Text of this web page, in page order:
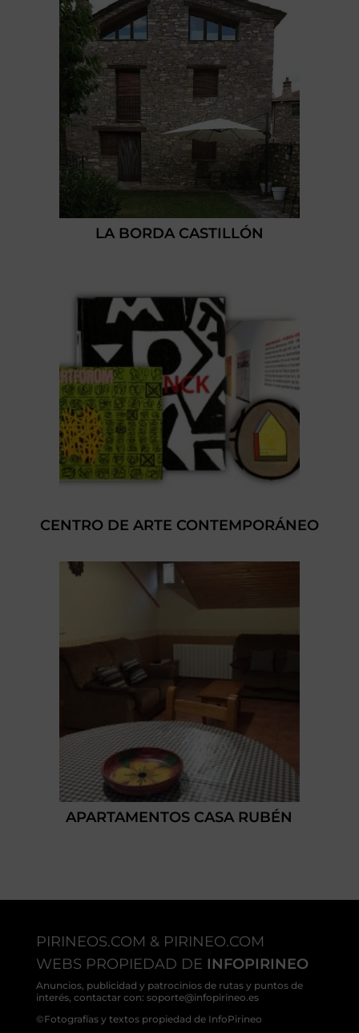
LA BORDA CASTILLÓN
CENTRO DE ARTE CONTEMPORÁNEO
APARTAMENTOS CASA RUBÉN
PIRINEOS.COM & PIRINEO.COM
WEBS PROPIEDAD DE INFOPIRINEO
Anuncios, publicidad y patrocinios de rutas y puntos de
interés, contactar con: soporte@infopirineo.es
©Fotografías y textos propiedad de InfoPirineo